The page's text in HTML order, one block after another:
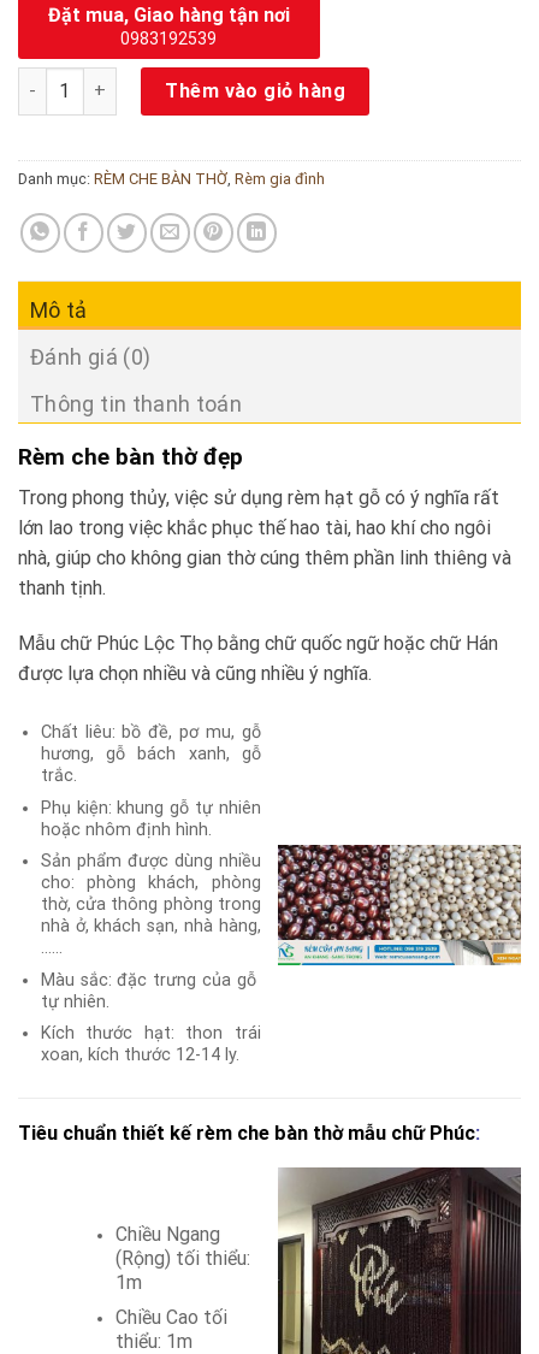
Đặt mua, Giao hàng tận nơi
0983192539
Rèm che bàn thờ đẹp số lượng
Thêm vào giỏ hàng
Danh mục: RÈM CHE BÀN THỜ Rèm gia đình
Mô tả
Đánh giá (0)
Thông tin thanh toán
Rèm che bàn thờ đẹp
Trong phong thủy, việc sử dụng rèm hạt gỗ có ý nghĩa rất
lớn lao trong việc khắc phục thế hao tài, hao khí cho ngôi
nhà, giúp cho không gian thờ cúng thêm phần linh thiêng và
thanh tịnh.
Mẫu chữ Phúc Lộc Thọ bằng chữ quốc ngữ hoặc chữ Hán
được lựa chọn nhiều và cũng nhiều ý nghĩa.
Chất liêu: bồ đề, pơ mu, gỗ
hương, gỗ bách xanh, gỗ
trắc.
Phụ kiện: khung gỗ tự nhiên
hoặc nhôm định hình.
Sản phẩm được dùng nhiều
cho: phòng khách, phòng
thờ, cửa thông phòng trong
nhà ở, khách sạn, nhà hàng,
……
Màu sắc: đặc trưng của gỗ
tự nhiên.
Kích thước hạt: thon trái
xoan, kích thước 12-14 ly.
Tiêu chuẩn thiết kế rèm che bàn thờ mẫu chữ Phúc:
Chiều Ngang
(Rộng) tối thiểu:
1m
Chiều Cao tối
thiểu: 1m